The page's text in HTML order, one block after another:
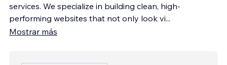
services. We specialize in building clean, high-
performing websites that not only look vi...
Mostrar más